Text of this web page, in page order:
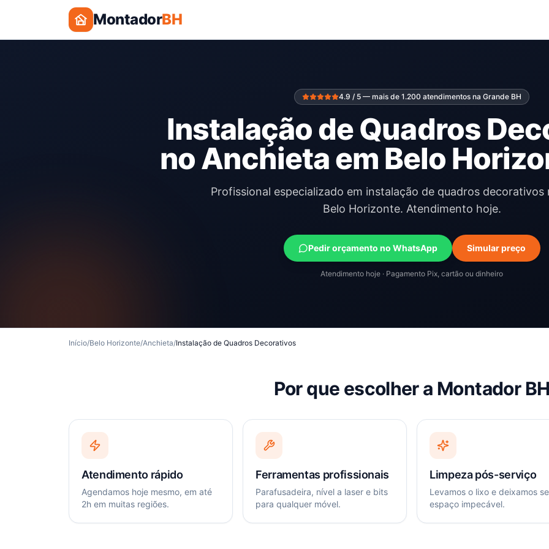
MontadorBH
4.9 / 5 — mais de 1.200 atendimentos na Grande BH
Instalação de Quadros
no Anchieta em Belo
Profissional especializado em instalação de quadros decorativos
Belo Horizonte. Atendimento hoje.
Pedir orçamento no WhatsApp Simular preço
Atendimento hoje · Pagamento Pix, cartão ou dinheiro
Início/Belo Horizonte/Anchieta/Instalação de Quadros Decorativos
Por que escolher a Montador
Atendimento rápido
Agendamos hoje mesmo, em até
2h em muitas regiões.
Ferramentas profissionais
Parafusadeira, nível a laser e bits
para qualquer móvel.
Limpeza pós-serviço
Levamos o lixo e deixamos
espaço impecável.